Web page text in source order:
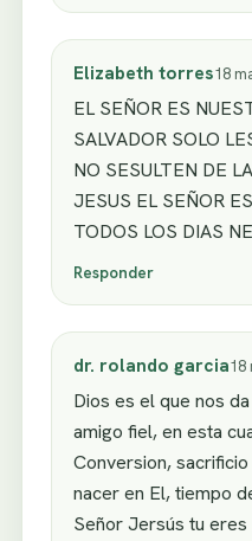
Elizabeth torres18
EL SEÑOR ES
SALVADOR SOLO
NO SESULTEN DE
JESUS EL SEÑOR
TODOS LOS DIAS
Responder
dr. rolando garcia18
Dios es el que nos
amigo fiel, en esta
Conversion,
nacer en El, tiempo
Señor Jersús tu eres